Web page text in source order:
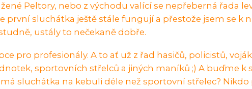
Peltory, nebo z východu valící se nepřeberná řada
první sluchátka ještě stále fungují a přestože jsem se k
ustály to nečekaně dobře.
pro profesionály. A to ať už z řad hasičů, policistů,
sportovních střelců a jiných maníků ;) A buďme k
sluchátka na kebuli déle než sportovní střelec? Nikdo